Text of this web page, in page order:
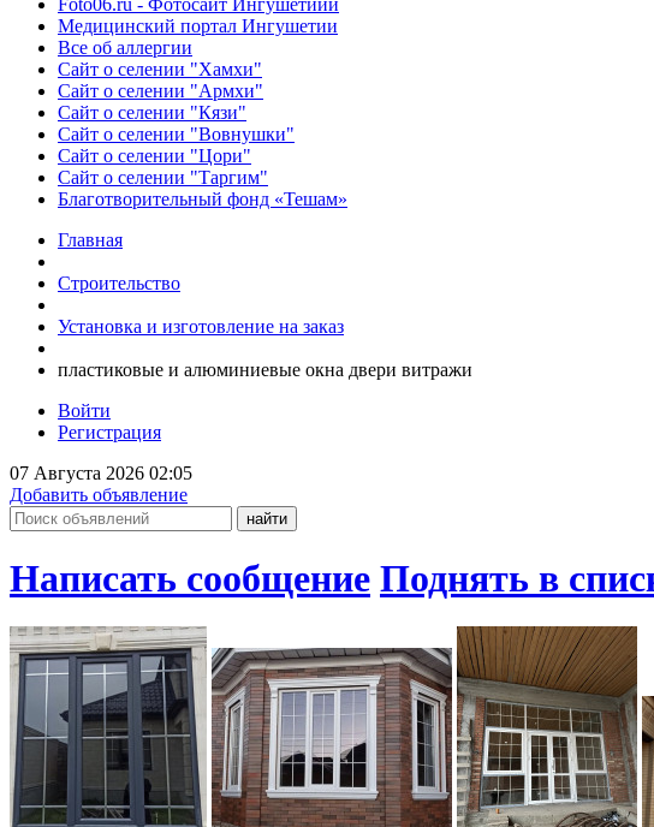
Медицинский портал Ингушетии
Все об аллергии
Сайт о селении "Хамхи"
Сайт о селении "Армхи"
Сайт о селении "Кязи"
Сайт о селении "Вовнушки"
Сайт о селении "Цори"
Сайт о селении "Таргим"
Благотворительный фонд «Тешам»
Главная
Строительство
Установка и изготовление на заказ
пластиковые и алюминиевые окна двери витражи
Войти
Регистрация
07 Августа 2026 02:05
Добавить объявление
Написать сообщение Поднять в